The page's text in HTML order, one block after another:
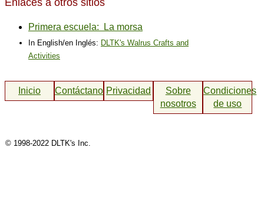
Primera escuela: La morsa
In English/en Inglés: DLTK's Walrus Crafts and
Activities
Inicio ContáctanosPrivacidad
Sobre
nosotros
Condiciones
de uso
© 1998-2022 DLTK's Inc.